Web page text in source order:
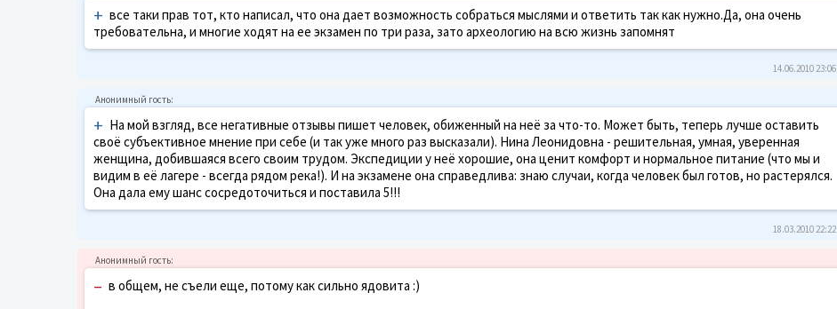
+ все таки прав тот, кто написал, что она дает возможность собраться мыслями и ответить так как нужно.Да, она очень
требовательна, и многие ходят на ее экзамен по три раза, зато археологию на всю жизнь запомнят
14.06.2010 23:06
+ На мой взгляд, все негативные отзывы пишет человек, обиженный на неё за что-то. Может быть, теперь лучше оставить
своё субъективное мнение при себе (и так уже много раз высказали). Нина Леонидовна - решительная, умная, уверенная
женщина, добившаяся всего своим трудом. Экспедиции у неё хорошие, она ценит комфорт и нормальное питание (что мы и
видим в её лагере - всегда рядом река!). И на экзамене она справедлива: знаю случаи, когда человек был готов, но растерялся.
Она дала ему шанс сосредоточиться и поставила 5!!!
18.03.2010 22:22
– в общем, не съели еще, потому как сильно ядовита :)